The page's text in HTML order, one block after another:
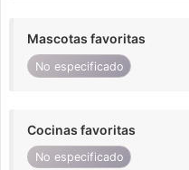
Mascotas favoritas
No especificado
Cocinas favoritas
No especificado